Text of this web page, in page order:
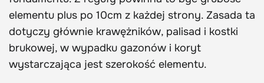
elementu plus po 10cm z każdej strony. Zasada ta
dotyczy głównie krawężników, palisad i kostki
brukowej, w wypadku gazonów i koryt
wystarczająca jest szerokość elementu.